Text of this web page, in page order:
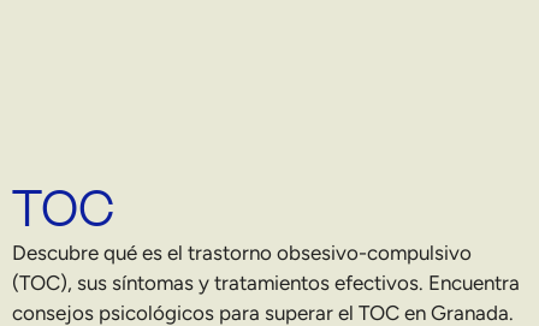
TOC
Descubre qué es el trastorno obsesivo-compulsivo
(TOC), sus síntomas y tratamientos efectivos. Encuentra
consejos psicológicos para superar el TOC en Granada.